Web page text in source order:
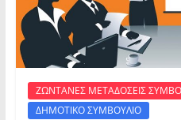
ΖΩΝΤΑΝΕΣ ΜΕΤΑΔΟΣΕΙΣ
ΔΗΜΟΤΙΚΟ ΣΥΜΒΟΥΛΙΟ